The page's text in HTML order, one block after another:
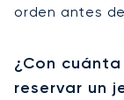
orden antes
¿Con
reservar un